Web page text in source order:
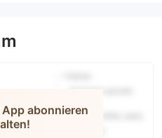
abonnieren
ICML